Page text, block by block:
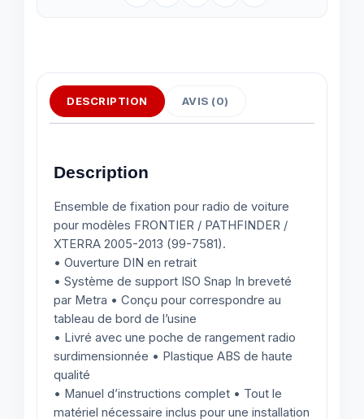
DESCRIPTION AVIS (0)
Description
Ensemble de fixation pour radio de voiture
pour modèles FRONTIER / PATHFINDER /
XTERRA 2005-2013 (99-7581).
• Ouverture DIN en retrait
• Système de support ISO Snap In breveté
par Metra • Conçu pour correspondre au
tableau de bord de l’usine
• Livré avec une poche de rangement radio
surdimensionnée • Plastique ABS de haute
qualité
• Manuel d’instructions complet • Tout le
matériel nécessaire inclus pour une installation